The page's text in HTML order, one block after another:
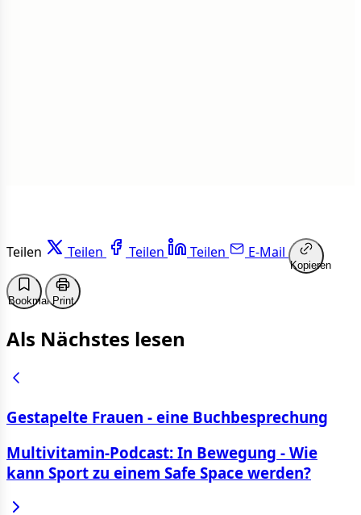
Teilen Teilen Teilen Teilen E-Mail
Kopieren
BookmarkPrint
Als Nächstes lesen
Gestapelte Frauen - eine Buchbesprechung
Multivitamin-Podcast: In Bewegung - Wie
kann Sport zu einem Safe Space werden?